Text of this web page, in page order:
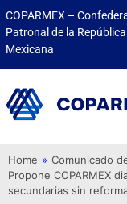
COPARMEX –
Patronal de la República
Mexicana
Home » Comunicado
Propone COPARMEX
secundarias sin